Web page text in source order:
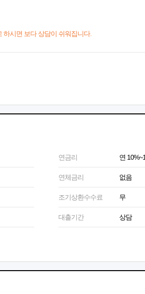
시면 보다 상담이 쉬워집니다.
연금리 연
연체금리 없음
조기상환수수료 무
대출기간 상담